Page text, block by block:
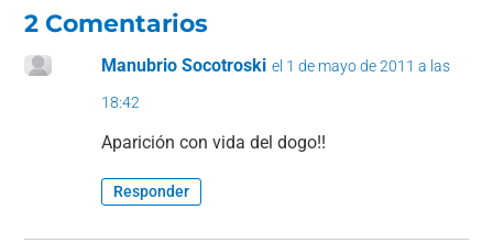
2 Comentarios
Manubrio Socotroski el 1 de mayo de 2011 a las
18:42
Aparición con vida del dogo!!
Responder